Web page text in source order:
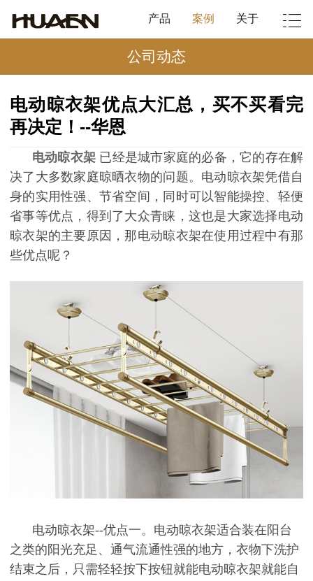
产品 案例 关于
公司动态
电动晾衣架优点大汇总，买不买看完
再决定！--华恩
电动晾衣架 已经是城市家庭的必备，它的存在解
决了大多数家庭晾晒衣物的问题。电动晾衣架凭借自
身的实用性强、节省空间，同时可以智能操控、轻便
省事等优点，得到了大众青睐，这也是大家选择电动
晾衣架的主要原因，那电动晾衣架在使用过程中有那
些优点呢？
电动晾衣架--优点一。电动晾衣架适合装在阳台
之类的阳光充足、通气流通性强的地方，衣物下洗护
结束之后，只需轻轻按下按钮就能电动晾衣架就能自